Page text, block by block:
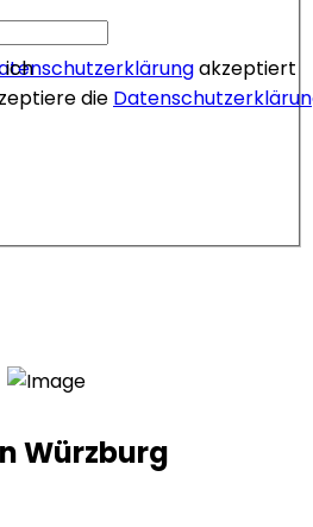
akzeptiert
ich
die
Würzburg